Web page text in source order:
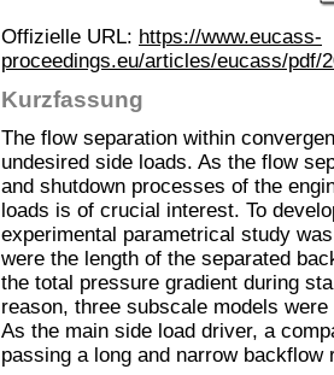
Offizielle URL: https://www.eucass-
proceedings.eu/articles/eucass/pdf/
Kurzfassung
The flow separation within
undesired side loads. As the flow
and shutdown processes of the
loads is of crucial interest. To
experimental parametrical study
were the length of the separated
the total pressure gradient during
reason, three subscale models
As the main side load driver, a
passing a long and narrow backflow